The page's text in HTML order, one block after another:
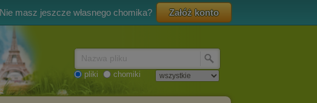
Nie masz jeszcze własnego chomika? Załóż konto
pliki chomiki